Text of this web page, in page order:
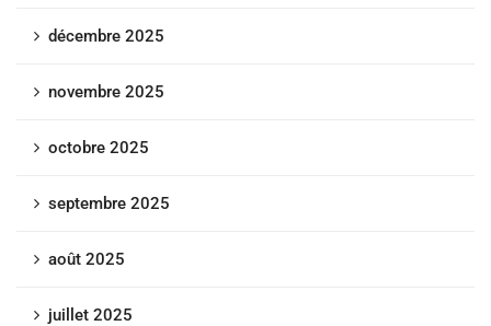
décembre 2025
novembre 2025
octobre 2025
septembre 2025
août 2025
juillet 2025